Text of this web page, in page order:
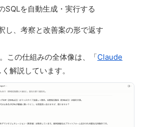
SQLを自動生成・実行する
し、考察と改善案の形で返す
この仕組みの全体像は、「Claude
く解説しています。